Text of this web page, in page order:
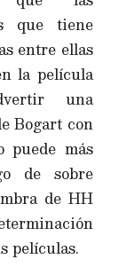
que tiene
entre ellas
la película
una
Bogart con
puede más
de sobre
de HH
películas.